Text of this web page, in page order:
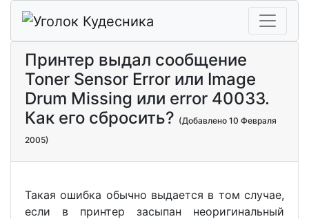
Принтер выдал сообщение
Toner Sensor Error или Image
Drum Missing или error 40033.
Как его сбросить? (Добавлено 10 Февраля
2005)
Такая ошибка обычно выдается в том случае,
если в принтер засыпан неоригинальный